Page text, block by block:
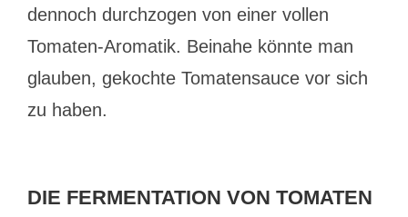
dennoch durchzogen von einer vollen
Tomaten-Aromatik. Beinahe könnte man
glauben, gekochte Tomatensauce vor sich
zu haben.
DIE FERMENTATION VON TOMATEN